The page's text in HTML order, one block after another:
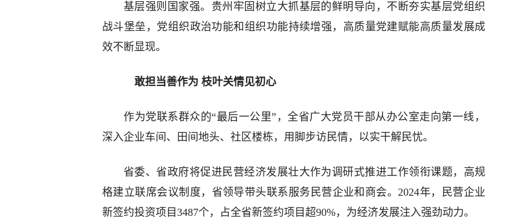
基层强则国家强。贵州牢固树立大抓基层的鲜明导向，不断夯实基层党组织
战斗堡垒，党组织政治功能和组织功能持续增强，高质量党建赋能高质量发展成
效不断显现。
敢担当善作为 枝叶关情见初心
作为党联系群众的“最后一公里”，全省广大党员干部从办公室走向第一线，
深入企业车间、田间地头、社区楼栋，用脚步访民情，以实干解民忧。
省委、省政府将促进民营经济发展壮大作为调研式推进工作领衔课题，高规
格建立联席会议制度，省领导带头联系服务民营企业和商会。2024年，民营企业
新签约投资项目3487个，占全省新签约项目超90%，为经济发展注入强劲动力。